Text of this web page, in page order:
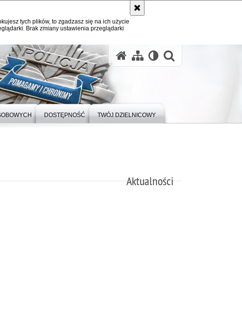
tych plików, to zgadzasz się na ich użycie
Brak zmiany ustawienia przeglądarki
DOSTĘPNOŚĆ TWÓJ DZIELNICOWY
Aktualności